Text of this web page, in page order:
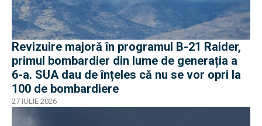
Revizuire majoră în programul B-21 Raider,
primul bombardier din lume de generația a
6-a. SUA dau de înțeles că nu se vor opri la
100 de bombardiere
27 IULIE 2026